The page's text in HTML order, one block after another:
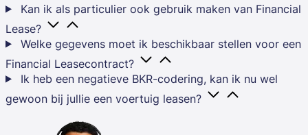
Kan ik als particulier ook gebruik maken van Financial
Lease?
Welke gegevens moet ik beschikbaar stellen voor een
Financial Leasecontract?
Ik heb een negatieve BKR-codering, kan ik nu wel
gewoon bij jullie een voertuig leasen?